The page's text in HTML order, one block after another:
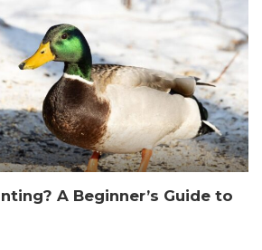
A Beginner’s Guide to